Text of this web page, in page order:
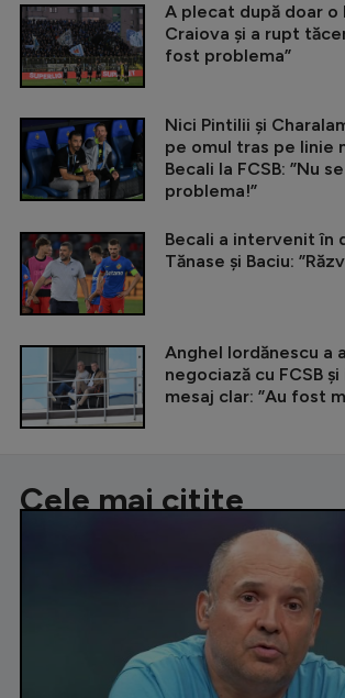
A plecat după doar o
Craiova și a rupt
fost problema”
Nici Pintilii și
pe omul tras pe linie
Becali la FCSB: ”Nu
problema!”
Becali a intervenit în
Tănase și Baciu:
Anghel Iordănescu a
negociază cu FCSB
mesaj clar: ”Au fost
Cele mai citite